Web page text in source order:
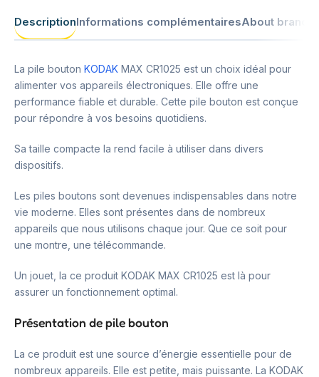
DescriptionInformations complémentairesAbout brand
La pile bouton KODAK MAX CR1025 est un choix idéal pour
alimenter vos appareils électroniques. Elle offre une
performance fiable et durable. Cette pile bouton est conçue
pour répondre à vos besoins quotidiens.
Sa taille compacte la rend facile à utiliser dans divers
dispositifs.
Les piles boutons sont devenues indispensables dans notre
vie moderne. Elles sont présentes dans de nombreux
appareils que nous utilisons chaque jour. Que ce soit pour
une montre, une télécommande.
Un jouet, la ce produit KODAK MAX CR1025 est là pour
assurer un fonctionnement optimal.
Présentation de pile bouton
La ce produit est une source d’énergie essentielle pour de
nombreux appareils. Elle est petite, mais puissante. La KODAK